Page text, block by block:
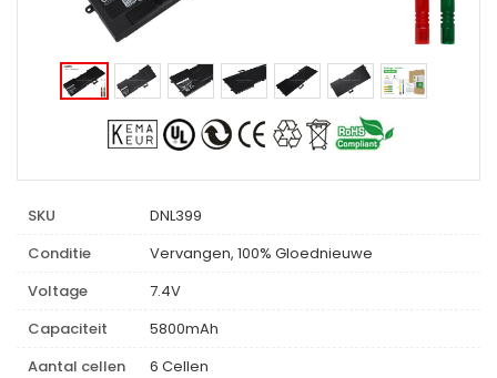
SKU
DNL399
Conditie
Vervangen, 100% Gloednieuwe
Voltage
7.4V
Capaciteit
5800mAh
Aantal cellen
6 Cellen